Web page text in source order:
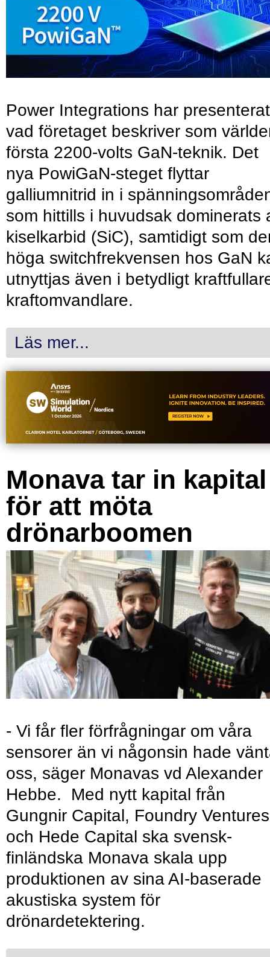
Power Integrations har presenterat
vad företaget beskriver som
första 2200-volts GaN-teknik. Det
nya PowiGaN-steget flyttar
galliumnitrid in i
som hittills i huvudsak dominerats
kiselkarbid (SiC), samtidigt som
höga switchfrekvensen hos GaN
utnyttjas även i betydligt
kraftomvandlare.
Läs mer...
Monava tar in kapital
för att möta
drönarboomen
- Vi får fler förfrågningar om våra
sensorer än vi någonsin hade
oss, säger Monavas vd Alexander
Hebbe. Med nytt kapital från
Gungnir Capital, Foundry Ventures
och Hede Capital ska svensk-
finländska Monava skala upp
produktionen av sina AI-baserade
akustiska system för
drönardetektering.